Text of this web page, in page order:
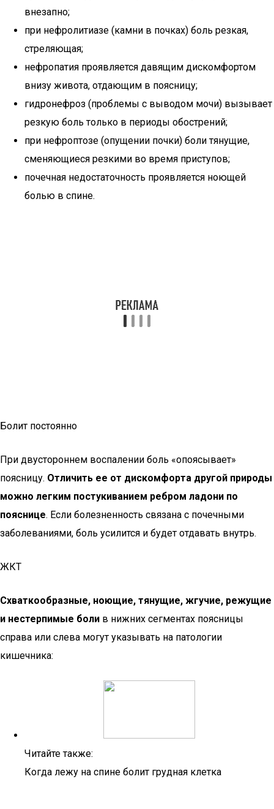
внезапно;
при нефролитиазе (камни в почках) боль резкая,
стреляющая;
нефропатия проявляется давящим дискомфортом
внизу живота, отдающим в поясницу;
гидронефроз (проблемы с выводом мочи) вызывает
резкую боль только в периоды обострений;
при нефроптозе (опущении почки) боли тянущие,
сменяющиеся резкими во время приступов;
почечная недостаточность проявляется ноющей
болью в спине.
Болит постоянно
При двустороннем воспалении боль «опоясывает»
поясницу. Отличить ее от дискомфорта другой природы
можно легким постукиванием ребром ладони по
пояснице. Если болезненность связана с почечными
заболеваниями, боль усилится и будет отдавать внутрь.
ЖКТ
Схваткообразные, ноющие, тянущие, жгучие, режущие
и нестерпимые боли в нижних сегментах поясницы
справа или слева могут указывать на патологии
кишечника:
Читайте также:
Когда лежу на спине болит грудная клетка